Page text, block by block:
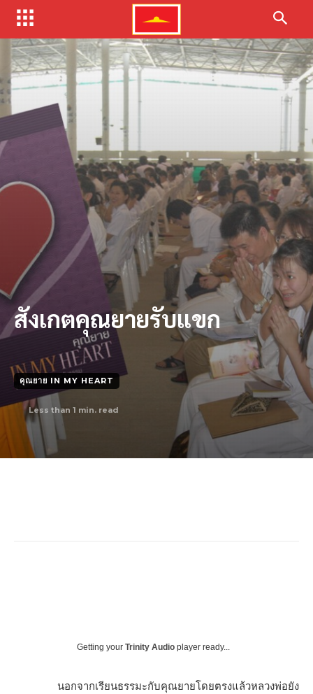
สังเกตคุณยายรับแขก
คุณยาย IN MY HEART
Less than 1 min. read
Getting your Trinity Audio player ready...
นอกจากเรียนธรรมะกับคุณยายโดยตรงแล้วหลวงพ่อยัง